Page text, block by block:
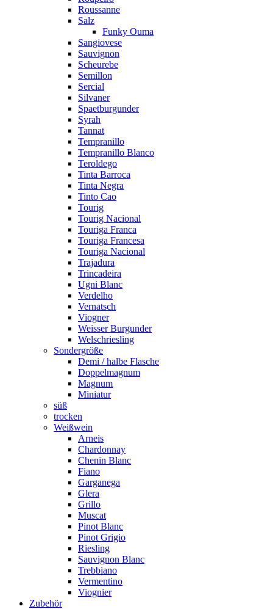
Roussanne
Salz
Funky Ouma
Sangiovese
Sauvignon
Scheurebe
Semillon
Sercial
Silvaner
Spaetburgunder
Syrah
Tannat
Tempranillo
Tempranillo Blanco
Teroldego
Tinta Barroca
Tinta Negra
Tinto Cao
Tourig
Tourig Nacional
Touriga Franca
Touriga Francesa
Touriga Nacional
Trajadura
Trincadeira
Ugni Blanc
Verdelho
Vernatsch
Viogner
Weisser Burgunder
Welschriesling
Sondergröße
Demi / halbe Flasche
Doppelmagnum
Magnum
Miniatur
süß
trocken
Weißwein
Arneis
Chardonnay
Chenin Blanc
Fiano
Garganega
Glera
Grillo
Muscat
Pinot Blanc
Pinot Grigio
Riesling
Sauvignon Blanc
Trebbiano
Vermentino
Viognier
Zubehör